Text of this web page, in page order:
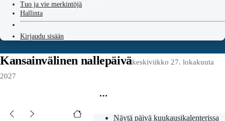
Tuo ja vie merkintöjä
Hallinta
Kirjaudu sisään
Kansainvälinen nallepäiväkeskiviikko 27. lokakuuta
2027
Näytä päivä kuukausikalenterissa